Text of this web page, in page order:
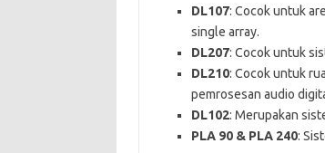
DL107: Cocok untuk
single array.
DL207: Cocok untuk
DL210: Cocok untuk
pemrosesan audio
DL102: Merupakan
PLA 90 & PLA 240: